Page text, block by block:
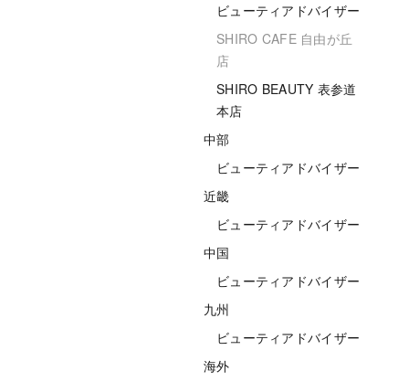
ビューティアドバイザー
SHIRO CAFE 自由が丘
店
SHIRO BEAUTY 表参道
本店
中部
ビューティアドバイザー
近畿
ビューティアドバイザー
中国
ビューティアドバイザー
九州
ビューティアドバイザー
海外